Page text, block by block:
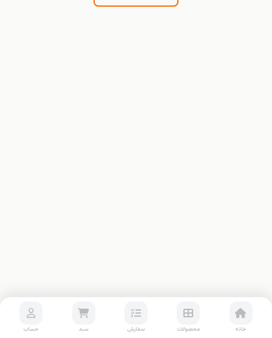
خانه محصولات سفارش سبد حساب